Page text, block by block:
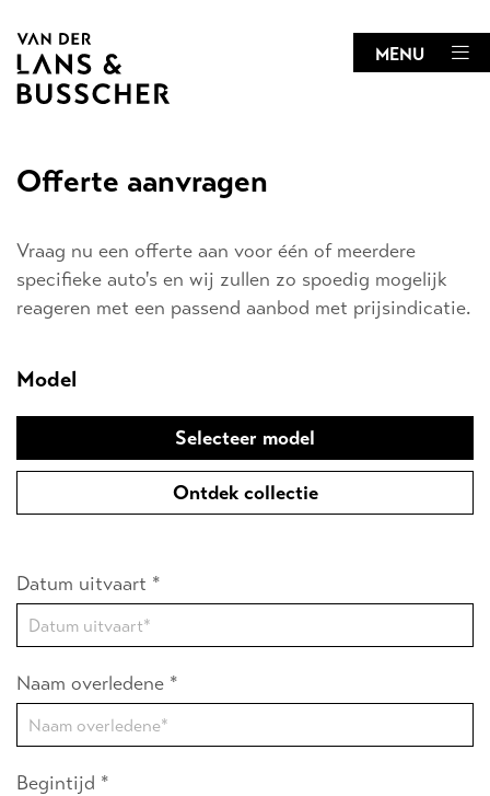
MENU
Offerte aanvragen
Vraag nu een offerte aan voor één of meerdere
specifieke auto's en wij zullen zo spoedig mogelijk
reageren met een passend aanbod met prijsindicatie.
Model
Selecteer model
Ontdek collectie
Datum uitvaart *
Naam overledene *
Begintijd *